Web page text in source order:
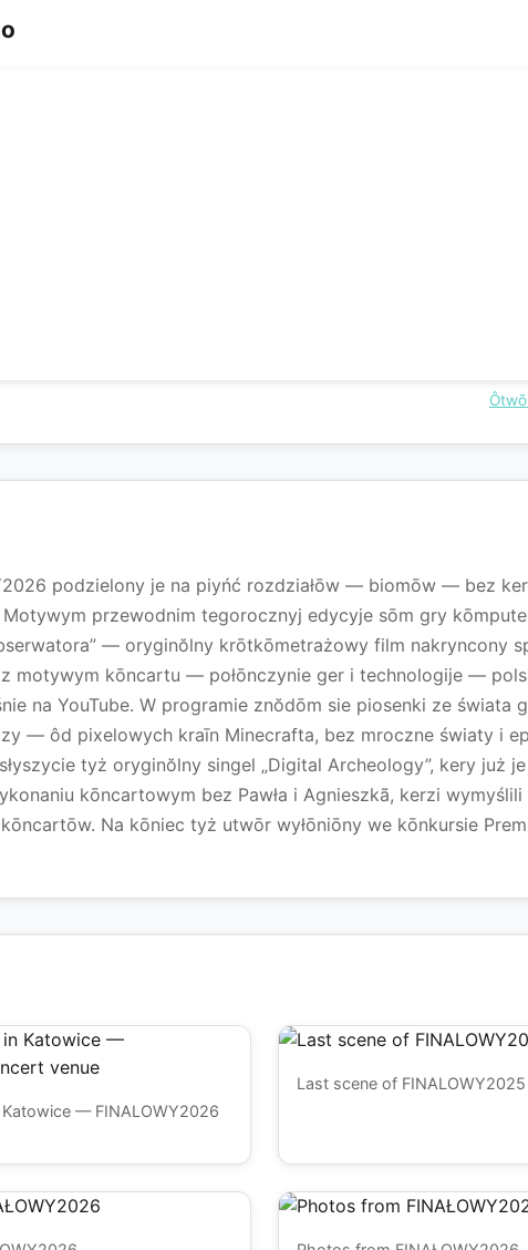
podzielony je na piyńć rozdziałōw — biomōw — bez
Motywym przewodnim tegorocznyj edycyje sōm gry
— oryginŏlny krōtkōmetrażowy film nakryncony
motywym kōncartu — połōnczynie ger i technologije —
na YouTube. W programie znŏdōm sie piosenki ze świata
— ôd pixelowych kraīn Minecrafta, bez mroczne światy i
tyż oryginŏlny singel „Digital Archeology”, kery już
kōncartowym bez Pawła i Agnieszkã, kerzi
Na kōniec tyż utwōr wyłōniōny we kōnkursie
Katowice — FINALOWY2026
Last scene of FINALOWY2025